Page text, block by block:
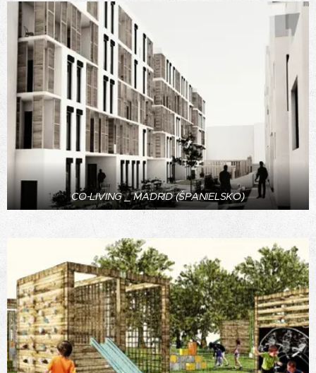
CO-LIVING _ MADRID (ŠPANIELSKO)